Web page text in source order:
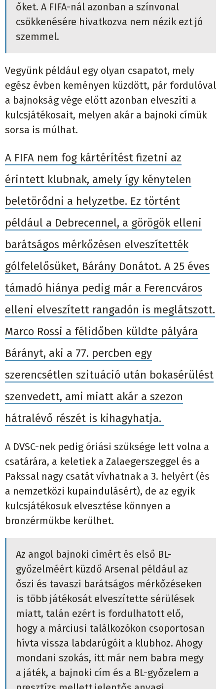
őket. A FIFA-nál azonban a színvonal
csökkenésére hivatkozva nem nézik ezt jó
szemmel.
Vegyünk például egy olyan csapatot, mely
egész évben keményen küzdött, pár fordulóval
a bajnokság vége előtt azonban elveszíti a
kulcsjátékosait, melyen akár a bajnoki címük
sorsa is múlhat.
A FIFA nem fog kártérítést fizetni az
érintett klubnak, amely így kénytelen
beletörődni a helyzetbe. Ez történt
például a Debrecennel, a görögök elleni
barátságos mérkőzésen elveszítették
gólfelelősüket, Bárány Donátot. A 25 éves
támadó hiánya pedig már a Ferencváros
elleni elveszített rangadón is meglátszott.
Marco Rossi a félidőben küldte pályára
Bárányt, aki a 77. percben egy
szerencsétlen szituáció után bokasérülést
szenvedett, ami miatt akár a szezon
hátralévő részét is kihagyhatja.
A DVSC-nek pedig óriási szüksége lett volna a
csatárára, a keletiek a Zalaegerszeggel és a
Pakssal nagy csatát vívhatnak a 3. helyért (és
a nemzetközi kupaindulásért), de az egyik
kulcsjátékosuk elvesztése könnyen a
bronzérmükbe kerülhet.
Az angol bajnoki címért és első BL-
győzelméért küzdő Arsenal például az
őszi és tavaszi barátságos mérkőzéseken
is több játékosát elveszítette sérülések
miatt, talán ezért is fordulhatott elő,
hogy a márciusi találkozókon csoportosan
hívta vissza labdarúgóit a klubhoz. Ahogy
mondani szokás, itt már nem babra megy
a játék, a bajnoki cím és a BL-győzelem a